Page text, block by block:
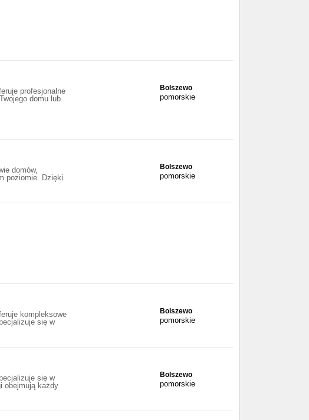
profesjonalne
domu lub
Bolszewo
pomorskie
domów,
poziomie. Dzięki
Bolszewo
pomorskie
kompleksowe
się w
Bolszewo
pomorskie
się w
obejmują każdy
Bolszewo
pomorskie